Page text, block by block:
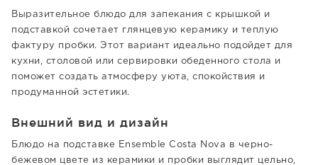
Выразительное блюдо для запекания с крышкой и
подставкой сочетает глянцевую керамику и теплую
фактуру пробки. Этот вариант идеально подойдет для
кухни, столовой или сервировки обеденного стола и
поможет создать атмосферу уюта, спокойствия и
продуманной эстетики.
Внешний вид и дизайн
Блюдо на подставке Ensemble Costa Nova в черно-
бежевом цвете из керамики и пробки выглядит цельно,